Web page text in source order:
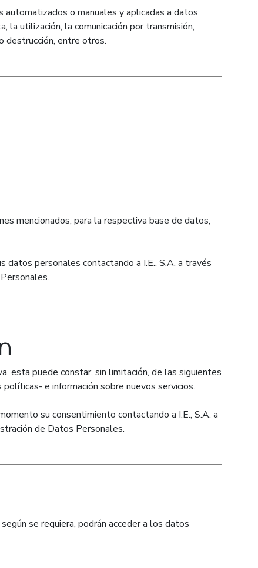
o manuales y aplicadas a datos
la utilización, la comunicación por transmisión,
destrucción, entre otros.
mencionados, para la respectiva base de datos,
datos personales contactando a I.E., S.A. a través
esta puede constar, sin limitación, de las siguientes
e información sobre nuevos servicios.
su consentimiento contactando a I.E., S.A. a
de Datos Personales.
se requiera, podrán acceder a los datos